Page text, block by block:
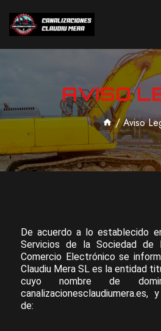
AVISO
/ Aviso
De acuerdo a lo establecido
Servicios de la Sociedad de
Comercio Electrónico se
Claudiu Mera SL es la entidad
cuyo nombre de
canalizacionesclaudiumera.es,
de: